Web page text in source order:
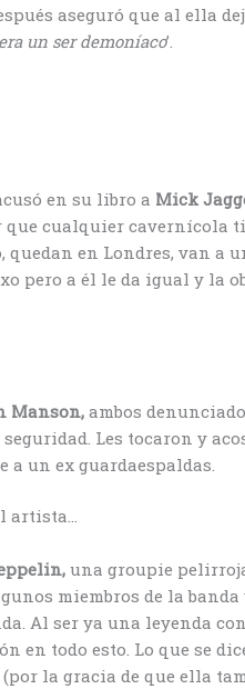
aseguró que al ella
un ser demoníaco’.
en su libro a Mick
cualquier cavernícola
quedan en Londres, van a
pero a él le da igual y la
Manson,ambos
Les tocaron y
un ex guardaespaldas.
artista…
una groupie
miembros de la banda
Al ser ya una leyenda
en todo esto. Lo que se
la gracia de que ella